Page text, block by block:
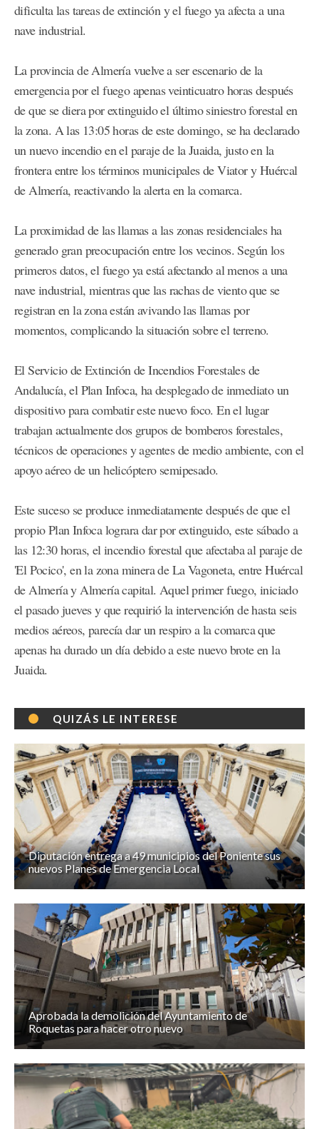
dificulta las tareas de extinción y el fuego ya afecta a una
nave industrial.
La provincia de Almería vuelve a ser escenario de la
emergencia por el fuego apenas veinticuatro horas después
de que se diera por extinguido el último siniestro forestal en
la zona. A las 13:05 horas de este domingo, se ha declarado
un nuevo incendio en el paraje de la Juaida, justo en la
frontera entre los términos municipales de Viator y Huércal
de Almería, reactivando la alerta en la comarca.
La proximidad de las llamas a las zonas residenciales ha
generado gran preocupación entre los vecinos. Según los
primeros datos, el fuego ya está afectando al menos a una
nave industrial, mientras que las rachas de viento que se
registran en la zona están avivando las llamas por
momentos, complicando la situación sobre el terreno.
El Servicio de Extinción de Incendios Forestales de
Andalucía, el Plan Infoca, ha desplegado de inmediato un
dispositivo para combatir este nuevo foco. En el lugar
trabajan actualmente dos grupos de bomberos forestales,
técnicos de operaciones y agentes de medio ambiente, con el
apoyo aéreo de un helicóptero semipesado.
Este suceso se produce inmediatamente después de que el
propio Plan Infoca lograra dar por extinguido, este sábado a
las 12:30 horas, el incendio forestal que afectaba al paraje de
'El Pocico', en la zona minera de La Vagoneta, entre Huércal
de Almería y Almería capital. Aquel primer fuego, iniciado
el pasado jueves y que requirió la intervención de hasta seis
medios aéreos, parecía dar un respiro a la comarca que
apenas ha durado un día debido a este nuevo brote en la
Juaida.
QUIZÁS LE INTERESE
Diputación entrega a 49 municipios del Poniente sus
nuevos Planes de Emergencia Local
Aprobada la demolición del Ayuntamiento de
Roquetas para hacer otro nuevo